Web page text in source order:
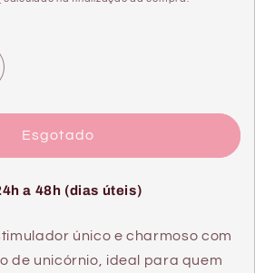
Esgotado
a 48h (dias úteis)
único e charmoso com
de unicórnio, ideal para quem